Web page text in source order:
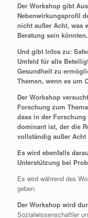
Der Workshop gibt
Nebenwirkungsprofil
nicht außer Acht, was
Beratung sein könnten.
Und gibt Infos zu:
Umfeld für alle
Gesundheit zu
Themen, wenn es um
Der Workshop
Forschung zum
dass in der
dominant ist, der die
vollständig außer Acht
Es wird ebenfalls
Unterstützung bei
Es wird während des
geben.
Der Workshop wird
Sozialwissenschaftler